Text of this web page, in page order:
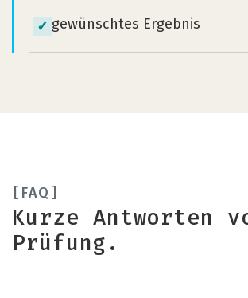
✓ gewünschtes Ergebnis
FAQ
Kurze Antworten
Prüfung.